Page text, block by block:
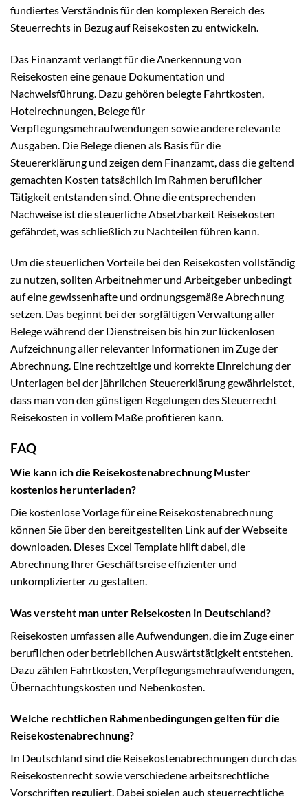
fundiertes Verständnis für den komplexen Bereich des
Steuerrechts in Bezug auf Reisekosten zu entwickeln.
Das Finanzamt verlangt für die Anerkennung von
Reisekosten eine genaue Dokumentation und
Nachweisführung. Dazu gehören belegte Fahrtkosten,
Hotelrechnungen, Belege für
Verpflegungsmehraufwendungen sowie andere relevante
Ausgaben. Die Belege dienen als Basis für die
Steuererklärung und zeigen dem Finanzamt, dass die geltend
gemachten Kosten tatsächlich im Rahmen beruflicher
Tätigkeit entstanden sind. Ohne die entsprechenden
Nachweise ist die steuerliche Absetzbarkeit Reisekosten
gefährdet, was schließlich zu Nachteilen führen kann.
Um die steuerlichen Vorteile bei den Reisekosten vollständig
zu nutzen, sollten Arbeitnehmer und Arbeitgeber unbedingt
auf eine gewissenhafte und ordnungsgemäße Abrechnung
setzen. Das beginnt bei der sorgfältigen Verwaltung aller
Belege während der Dienstreisen bis hin zur lückenlosen
Aufzeichnung aller relevanter Informationen im Zuge der
Abrechnung. Eine rechtzeitige und korrekte Einreichung der
Unterlagen bei der jährlichen Steuererklärung gewährleistet,
dass man von den günstigen Regelungen des Steuerrecht
Reisekosten in vollem Maße profitieren kann.
FAQ
Wie kann ich die Reisekostenabrechnung Muster
kostenlos herunterladen?
Die kostenlose Vorlage für eine Reisekostenabrechnung
können Sie über den bereitgestellten Link auf der Webseite
downloaden. Dieses Excel Template hilft dabei, die
Abrechnung Ihrer Geschäftsreise effizienter und
unkomplizierter zu gestalten.
Was versteht man unter Reisekosten in Deutschland?
Reisekosten umfassen alle Aufwendungen, die im Zuge einer
beruflichen oder betrieblichen Auswärtstätigkeit entstehen.
Dazu zählen Fahrtkosten, Verpflegungsmehraufwendungen,
Übernachtungskosten und Nebenkosten.
Welche rechtlichen Rahmenbedingungen gelten für die
Reisekostenabrechnung?
In Deutschland sind die Reisekostenabrechnungen durch das
Reisekostenrecht sowie verschiedene arbeitsrechtliche
Vorschriften reguliert. Dabei spielen auch steuerrechtliche